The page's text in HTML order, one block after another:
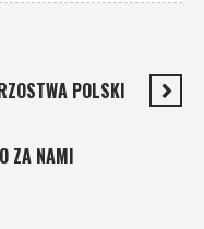
POLSKI
ZA NAMI